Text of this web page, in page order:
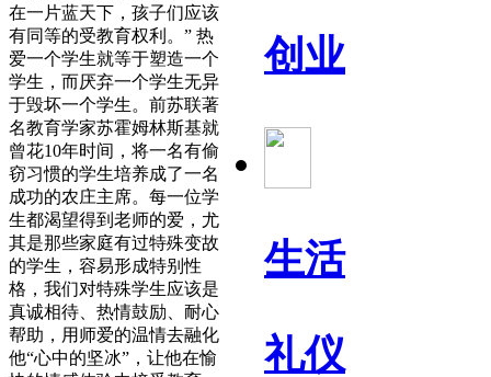
创业
生活
礼仪
在一片蓝天下，孩子们应该
有同等的受教育权利。” 热
爱一个学生就等于塑造一个
学生，而厌弃一个学生无异
于毁坏一个学生。前苏联著
名教育学家苏霍姆林斯基就
曾花10年时间，将一名有偷
窃习惯的学生培养成了一名
成功的农庄主席。每一位学
生都渴望得到老师的爱，尤
其是那些家庭有过特殊变故
的学生，容易形成特别性
格，我们对特殊学生应该是
真诚相待、热情鼓励、耐心
帮助，用师爱的温情去融化
他“心中的坚冰”，让他在愉